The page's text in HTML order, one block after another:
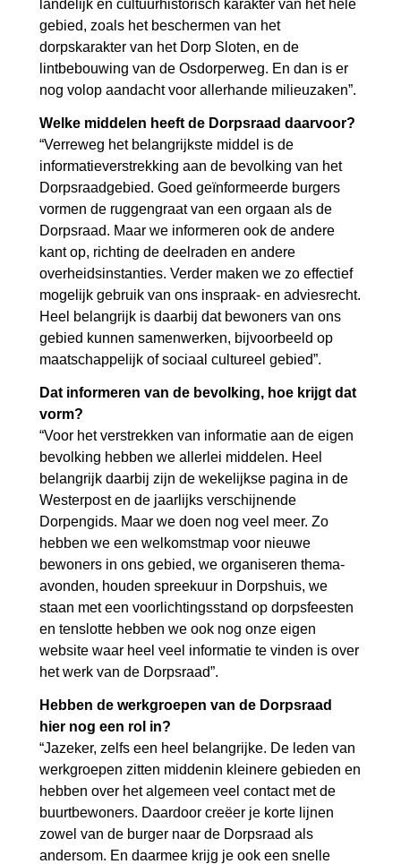
landelijk en cultuurhistorisch karakter van het hele
gebied, zoals het beschermen van het
dorpskarakter van het Dorp Sloten, en de
lintbebouwing van de Osdorperweg. En dan is er
nog volop aandacht voor allerhande milieuzaken”.
Welke middelen heeft de Dorpsraad daarvoor?
“Verreweg het belangrijkste middel is de
informatieverstrekking aan de bevolking van het
Dorpsraadgebied. Goed geïnformeerde burgers
vormen de ruggengraat van een orgaan als de
Dorpsraad. Maar we informeren ook de andere
kant op, richting de deelraden en andere
overheidsinstanties. Verder maken we zo effectief
mogelijk gebruik van ons inspraak- en adviesrecht.
Heel belangrijk is daarbij dat bewoners van ons
gebied kunnen samenwerken, bijvoorbeeld op
maatschappelijk of sociaal cultureel gebied”.
Dat informeren van de bevolking, hoe krijgt dat
vorm?
“Voor het verstrekken van informatie aan de eigen
bevolking hebben we allerlei middelen. Heel
belangrijk daarbij zijn de wekelijkse pagina in de
Westerpost en de jaarlijks verschijnende
Dorpengids. Maar we doen nog veel meer. Zo
hebben we een welkomstmap voor nieuwe
bewoners in ons gebied, we organiseren thema-
avonden, houden spreekuur in Dorpshuis, we
staan met een voorlichtingsstand op dorpsfeesten
en tenslotte hebben we ook nog onze eigen
website waar heel veel informatie te vinden is over
het werk van de Dorpsraad”.
Hebben de werkgroepen van de Dorpsraad
hier nog een rol in?
“Jazeker, zelfs een heel belangrijke. De leden van
werkgroepen zitten middenin kleinere gebieden en
hebben over het algemeen veel contact met de
buurtbewoners. Daardoor creëer je korte lijnen
zowel van de burger naar de Dorpsraad als
andersom. En daarmee krijg je ook een snelle